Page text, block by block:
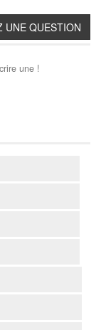
une !